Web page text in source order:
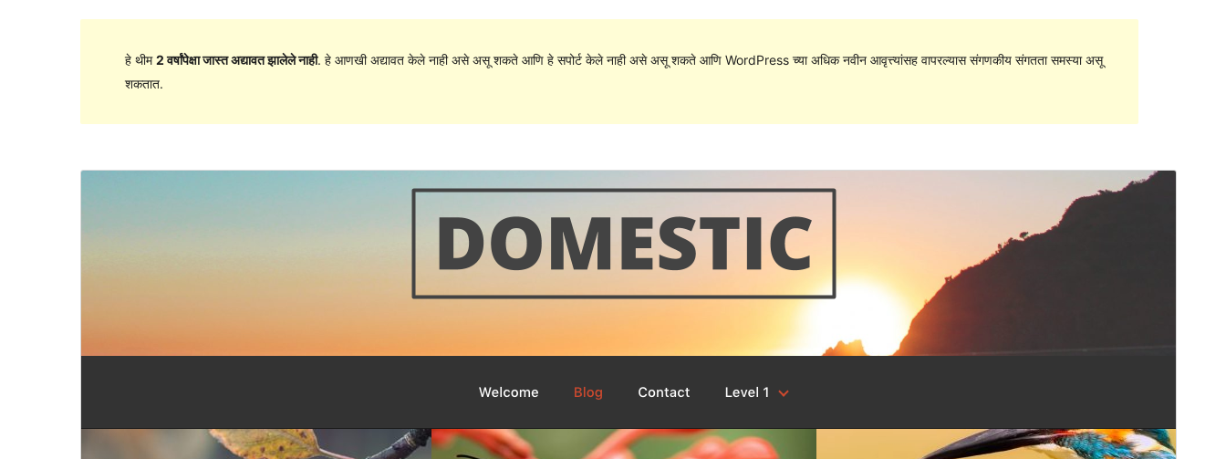
हे थीम2 वर्षांपेक्षा जास्त अद्यावत झालेले नाही. हे आणखी अद्यावत केले नाही असे असू शकते आणि हे सपोर्ट केले नाही असे असू शकते आणि WordPress च्या अधिक नवीन आवृत्त्यांसह वापरल्यास संगणकीय संगतता समस्या असू
शकतात.
पूर्वावलोकन
वर्डप्रेस आवृत्ती